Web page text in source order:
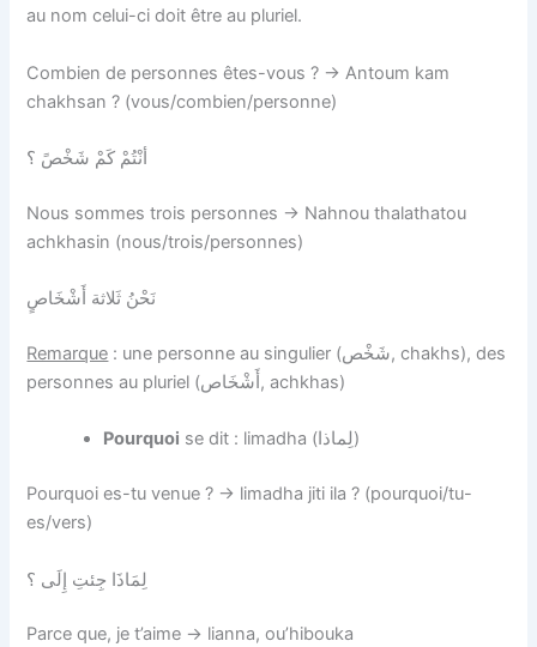
au nom celui-ci doit être au pluriel.
Combien de personnes êtes-vous ? → Antoum kam
chakhsan ? (vous/combien/personne)
أنْتُمْ كَمْ شَخْصً ؟
Nous sommes trois personnes → Nahnou thalathatou
achkhasin (nous/trois/personnes)
نَحْنُ ثَلاثة أَشْخَاصٍ
Remarque : une personne au singulier (شَخْص, chakhs), des
personnes au pluriel (أَشْخَاص, achkhas)
Pourquoi se dit : limadha (لِماذا)
Pourquoi es-tu venue ? → limadha jiti ila ? (pourquoi/tu-
es/vers)
لِمَاذَا جِئتِ إِلَى ؟
Parce que, je t’aime → lianna, ou’hibouka